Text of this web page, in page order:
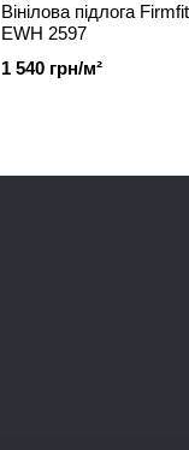
Вінілова підлога
EWH 2597
1 540 грн/м²